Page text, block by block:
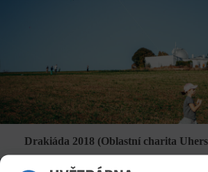
Drakiáda 2018 (Oblastní charita